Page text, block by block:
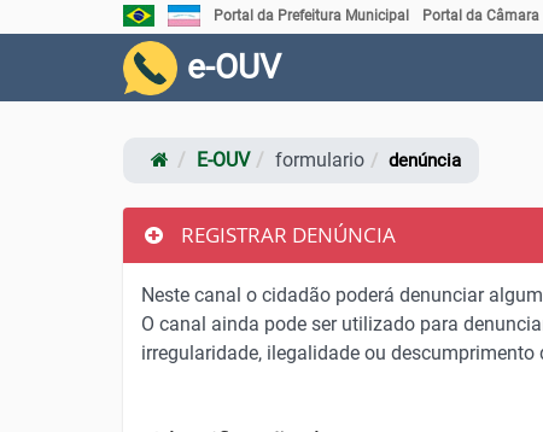
Link externo para Portal Brasil
Link externo para Portal do Governo do Estado do
Portal da Prefeitura Municipal Portal da
e-OUV
E-OUV formulario denúncia
REGISTRAR DENÚNCIA
Neste canal o cidadão poderá denunciar
O canal ainda pode ser utilizado para
irregularidade, ilegalidade ou